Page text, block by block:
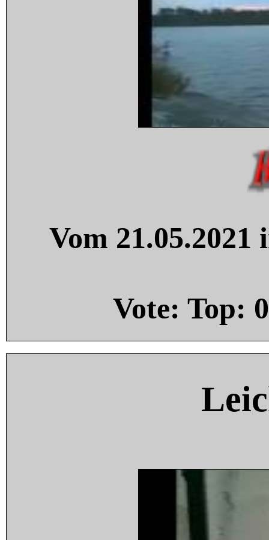
Vom
Vote: Top: 0